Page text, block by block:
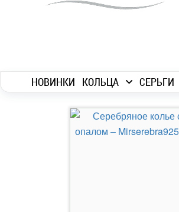
НОВИНКИ КОЛЬЦА СЕРЬГИ